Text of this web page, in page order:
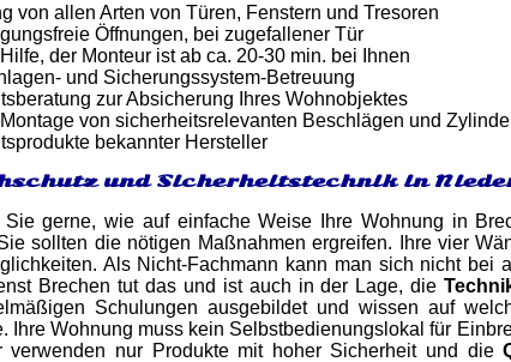
von allen Arten von Türen, Fenstern und Tresoren
Öffnungen, bei zugefallener Tür
der Monteur ist ab ca. 20-30 min. bei Ihnen
und Sicherungssystem-Betreuung
zur Absicherung Ihres Wohnobjektes
von sicherheitsrelevanten Beschlägen und
bekannter Hersteller
und Sicherheitstechnik in
gerne, wie auf einfache Weise Ihre Wohnung in
sollten die nötigen Maßnahmen ergreifen. Ihre vier
Als Nicht-Fachmann kann man sich nicht bei
Brechen tut das und ist auch in der Lage, die
Schulungen ausgebildet und wissen auf
Ihre Wohnung muss kein Selbstbedienungslokal für
verwenden nur Produkte mit hoher Sicherheit und die